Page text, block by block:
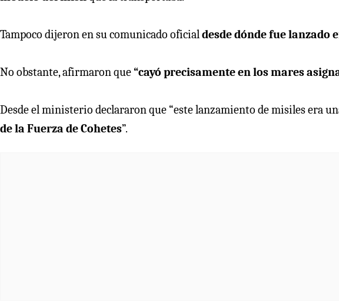
Tampoco dijeron en su comunicado oficialdesde dónde fue lanzado
No obstante, afirmaron que“cayó precisamente en los mares
Desde el ministerio declararon que “este lanzamiento de misiles era
de la Fuerza de Cohetes”.